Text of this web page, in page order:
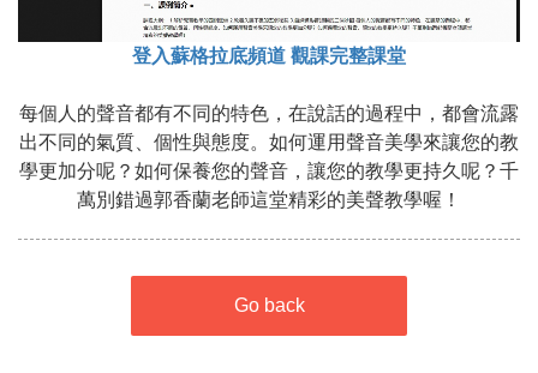
登入蘇格拉底頻道 觀課完整課堂
每個人的聲音都有不同的特色，在說話的過程中，都會流露
出不同的氣質、個性與態度。如何運用聲音美學來讓您的教
學更加分呢？如何保養您的聲音，讓您的教學更持久呢？千
萬別錯過郭香蘭老師這堂精彩的美聲教學喔！
Go back